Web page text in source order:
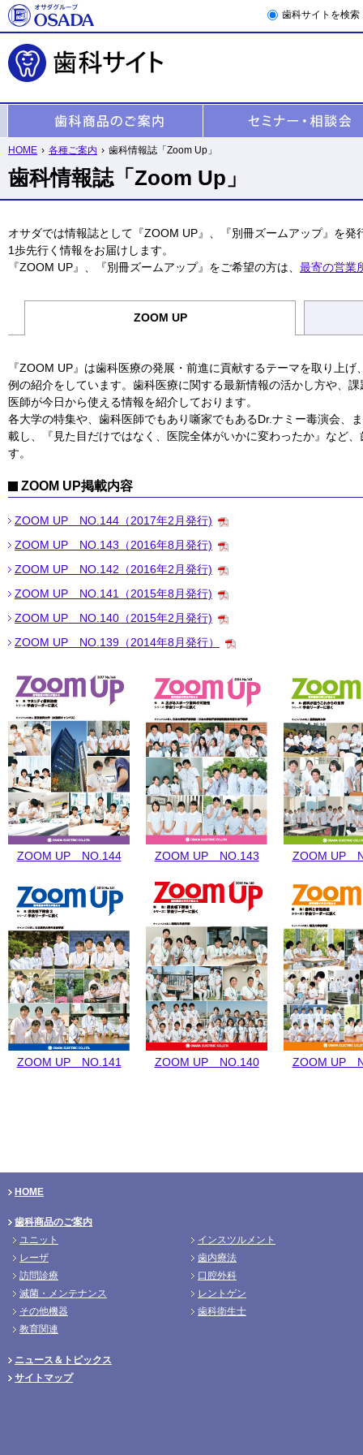
歯科サイトを検索
HOME › 各種ご案内 › 歯科情報誌「Zoom Up」
歯科情報誌「Zoom Up」
オサダでは情報誌として『ZOOM UP』、『別冊ズームアップ』を発
1歩先行く情報をお届けします。
『ZOOM UP』、『別冊ズームアップ』をご希望の方は、 最寄の営業
ZOOM UP
『ZOOM UP』は歯科医療の発展・前進に貢献するテーマを取り上
例の紹介をしています。歯科医療に関する最新情報の活かし方や、
医師が今日から使える情報を紹介しております。
各大学の特集や、歯科医師でもあり噺家でもあるDr.ナミー毒演会、
載し、『見た目だけではなく、医院全体がいかに変わったか』など
す。
ZOOM UP掲載内容
ZOOM UP NO.144（2017年2月発行)
ZOOM UP NO.143（2016年8月発行)
ZOOM UP NO.142（2016年2月発行)
ZOOM UP NO.141（2015年8月発行)
ZOOM UP NO.140（2015年2月発行)
ZOOM UP NO.139（2014年8月発行）
ZOOM UP NO.144 ZOOM UP NO.143 ZOOM UP
ZOOM UP NO.141 ZOOM UP NO.140 ZOOM UP
HOME
歯科商品のご案内
ユニット
インスツルメント
レーザ
歯内療法
訪問診療
口腔外科
滅菌・メンテナンス
レントゲン
その他機器
歯科衛生士
教育関連
ニュース＆トピックス
サイトマップ